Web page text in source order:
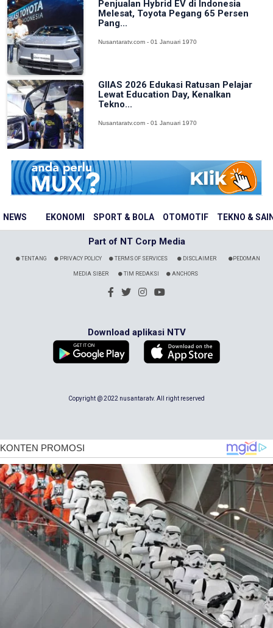
NEWS EKONOMI SPORT & BOLA OTOMOTIF TEKNO &
Penjualan Hybrid EV di Indonesia
Melesat, Toyota Pegang 65 Persen
Pang...
Nusantaratv.com - 01 Januari 1970
GIIAS 2026 Edukasi Ratusan Pelajar
Lewat Education Day, Kenalkan
Tekno...
Nusantaratv.com - 01 Januari 1970
Part of NT Corp Media
TENTANG PRIVACY POLICY TERMS OF SERVICES DISCLAIMER PEDOMAN
MEDIA SIBER TIM REDAKSI ANCHORS
Download aplikasi NTV
Copyright @ 2022 nusantaratv. All right reserved